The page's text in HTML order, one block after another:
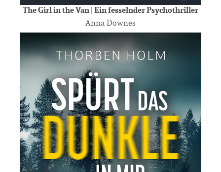
The Girl in the Van | Ein fesselnder Psychothriller
Anna Downes